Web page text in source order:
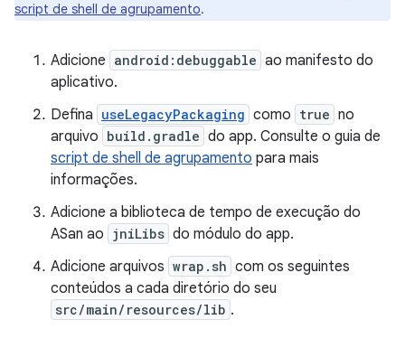
script de shell de agrupamento.
Adicione android:debuggable ao manifesto do
aplicativo.
Defina useLegacyPackaging como true no
arquivo build.gradle do app. Consulte o guia de
script de shell de agrupamento para mais
informações.
Adicione a biblioteca de tempo de execução do
ASan ao jniLibs do módulo do app.
Adicione arquivos wrap.sh com os seguintes
conteúdos a cada diretório do seu
src/main/resources/lib .